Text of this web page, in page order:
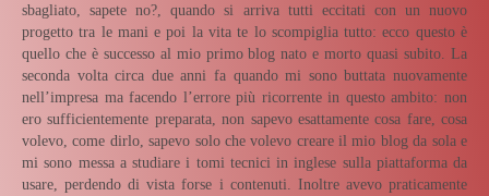
sbagliato, sapete no?, quando si arriva tutti eccitati con un nuovo
progetto tra le mani e poi la vita te lo scompiglia tutto: ecco questo è
quello che è successo al mio primo blog nato e morto quasi subito. La
seconda volta circa due anni fa quando mi sono buttata nuovamente
nell’impresa ma facendo l’errore più ricorrente in questo ambito: non
ero sufficientemente preparata, non sapevo esattamente cosa fare, cosa
volevo, come dirlo, sapevo solo che volevo creare il mio blog da sola e
mi sono messa a studiare i tomi tecnici in inglese sulla piattaforma da
usare, perdendo di vista forse i contenuti. Inoltre avevo praticamente